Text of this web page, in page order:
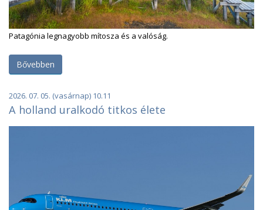
Patagónia legnagyobb mítosza és a valóság.
Bővebben
2026. 07. 05. (vasárnap) 10.11
A holland uralkodó titkos élete